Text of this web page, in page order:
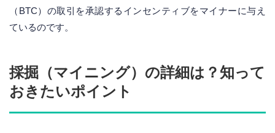
（BTC）の取引を承認するインセンティブをマイナーに与え
ているのです。
採掘（マイニング）の詳細は？知って
おきたいポイント